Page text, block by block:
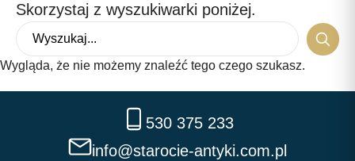
Skorzystaj z wyszukiwarki poniżej.
Wygląda, że nie możemy znaleźć tego czego szukasz.
530 375 233
info@starocie-antyki.com.pl